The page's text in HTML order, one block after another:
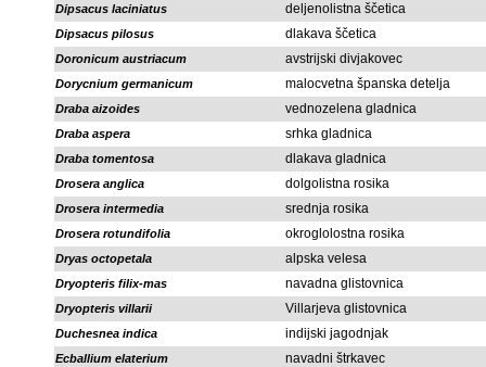
Dipsacus laciniatus deljenolistna ščetica
Dipsacus pilosus dlakava ščetica
Doronicum austriacum avstrijski divjakovec
Dorycnium germanicum malocvetna španska detelja
Draba aizoides vednozelena gladnica
Draba aspera srhka gladnica
Draba tomentosa dlakava gladnica
Drosera anglica dolgolistna rosika
Drosera intermedia srednja rosika
Drosera rotundifolia okroglolostna rosika
Dryas octopetala alpska velesa
Dryopteris filix-mas navadna glistovnica
Dryopteris villarii Villarjeva glistovnica
Duchesnea indica indijski jagodnjak
Ecballium elaterium navadni štrkavec